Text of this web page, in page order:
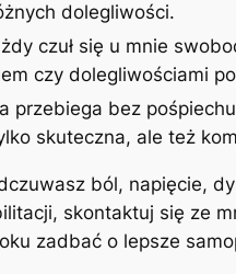
dolegliwości.
czuł się u mnie
czy dolegliwościami
przebiega bez
skuteczna, ale też
ból, napięcie,
skontaktuj się ze
zadbać o lepsze